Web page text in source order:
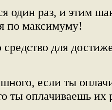
один раз, и этим
по максимуму!
средство для
если ты
ты оплачиваешь их